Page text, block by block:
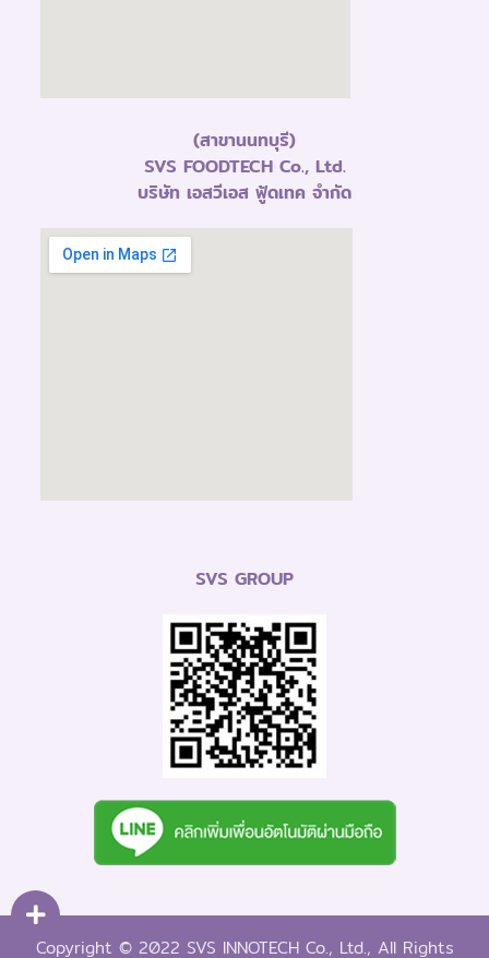
(สาขานนทบุรี)
SVS FOODTECH Co., Ltd.
บริษัท เอสวีเอส ฟู้ดเทค จำกัด
SVS GROUP
Copyright © 2022 SVS INNOTECH Co., Ltd., All Rights